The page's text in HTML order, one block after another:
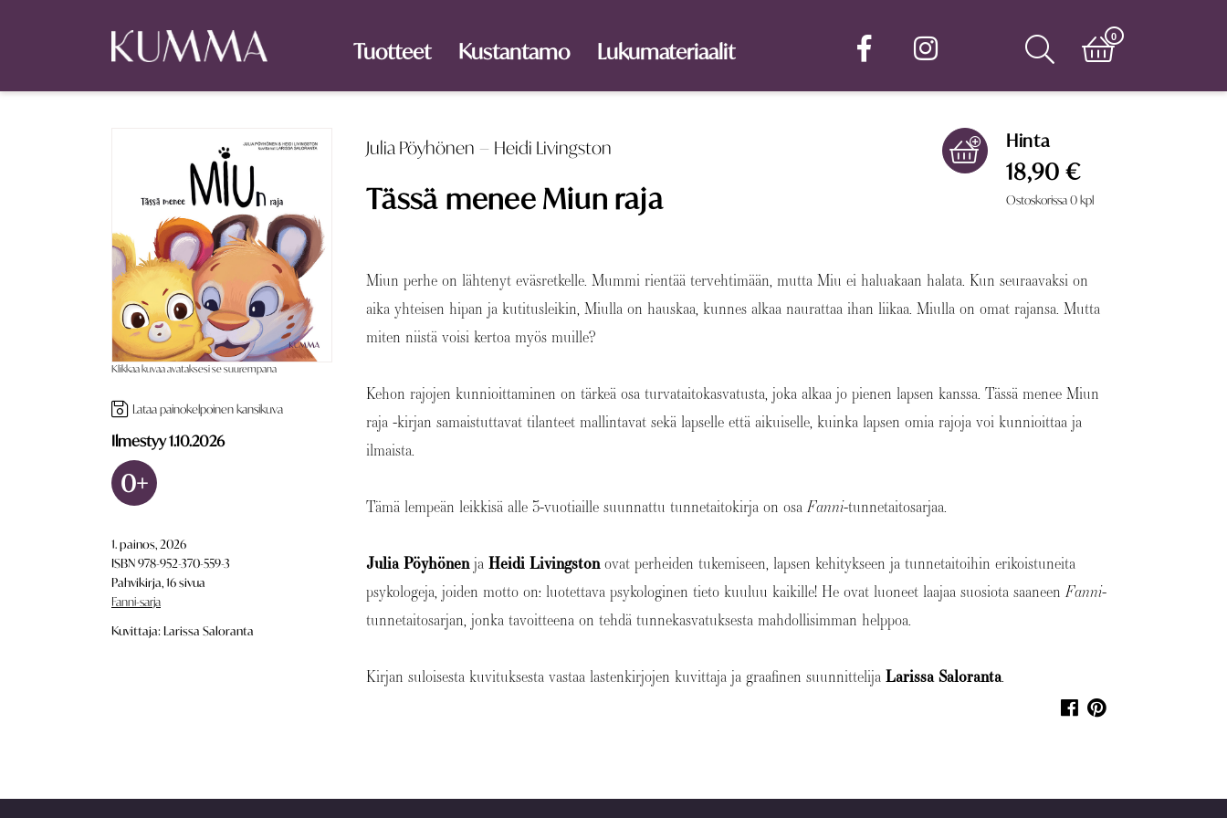
Tuotteet Kustantamo Lukumateriaalit
0
Hinta
18,90 €
Ostoskorissa0kpl
Klikkaa kuvaa avataksesi se suurempana
Lataa painokelpoinen kansikuva
Ilmestyy 1.10.2026
0+
1. painos, 2026
ISBN 978-952-370-559-3
Pahvikirja, 16 sivua
Fanni-sarja
Kuvittaja: Larissa Saloranta
Julia Pöyhönen – Heidi Livingston
Tässä menee Miun raja
Miun perhe on lähtenyt eväsretkelle. Mummi rientää tervehtimään, mutta Miu ei haluakaan halata. Kun seuraavaksi on
aika yhteisen hipan ja kutitusleikin, Miulla on hauskaa, kunnes alkaa naurattaa ihan liikaa. Miulla on omat rajansa. Mutta
miten niistä voisi kertoa myös muille?
Kehon rajojen kunnioittaminen on tärkeä osa turvataitokasvatusta, joka alkaa jo pienen lapsen kanssa. Tässä menee Miun
raja -kirjan samaistuttavat tilanteet mallintavat sekä lapselle että aikuiselle, kuinka lapsen omia rajoja voi kunnioittaa ja
ilmaista.
Tämä lempeän leikkisä alle 3-vuotiaille suunnattu tunnetaitokirja on osaFanni-tunnetaitosarjaa.
Julia PöyhönenjaHeidi Livingstonovat perheiden tukemiseen, lapsen kehitykseen ja tunnetaitoihin erikoistuneita
psykologeja, joiden motto on: luotettava psykologinen tieto kuuluu kaikille! He ovat luoneet laajaa suosiota saaneen Fanni-
tunnetaitosarjan, jonka tavoitteena on tehdä tunnekasvatuksesta mahdollisimman helppoa.
Kirjan suloisesta kuvituksesta vastaa lastenkirjojen kuvittaja ja graafinen suunnittelijaLarissa Saloranta.